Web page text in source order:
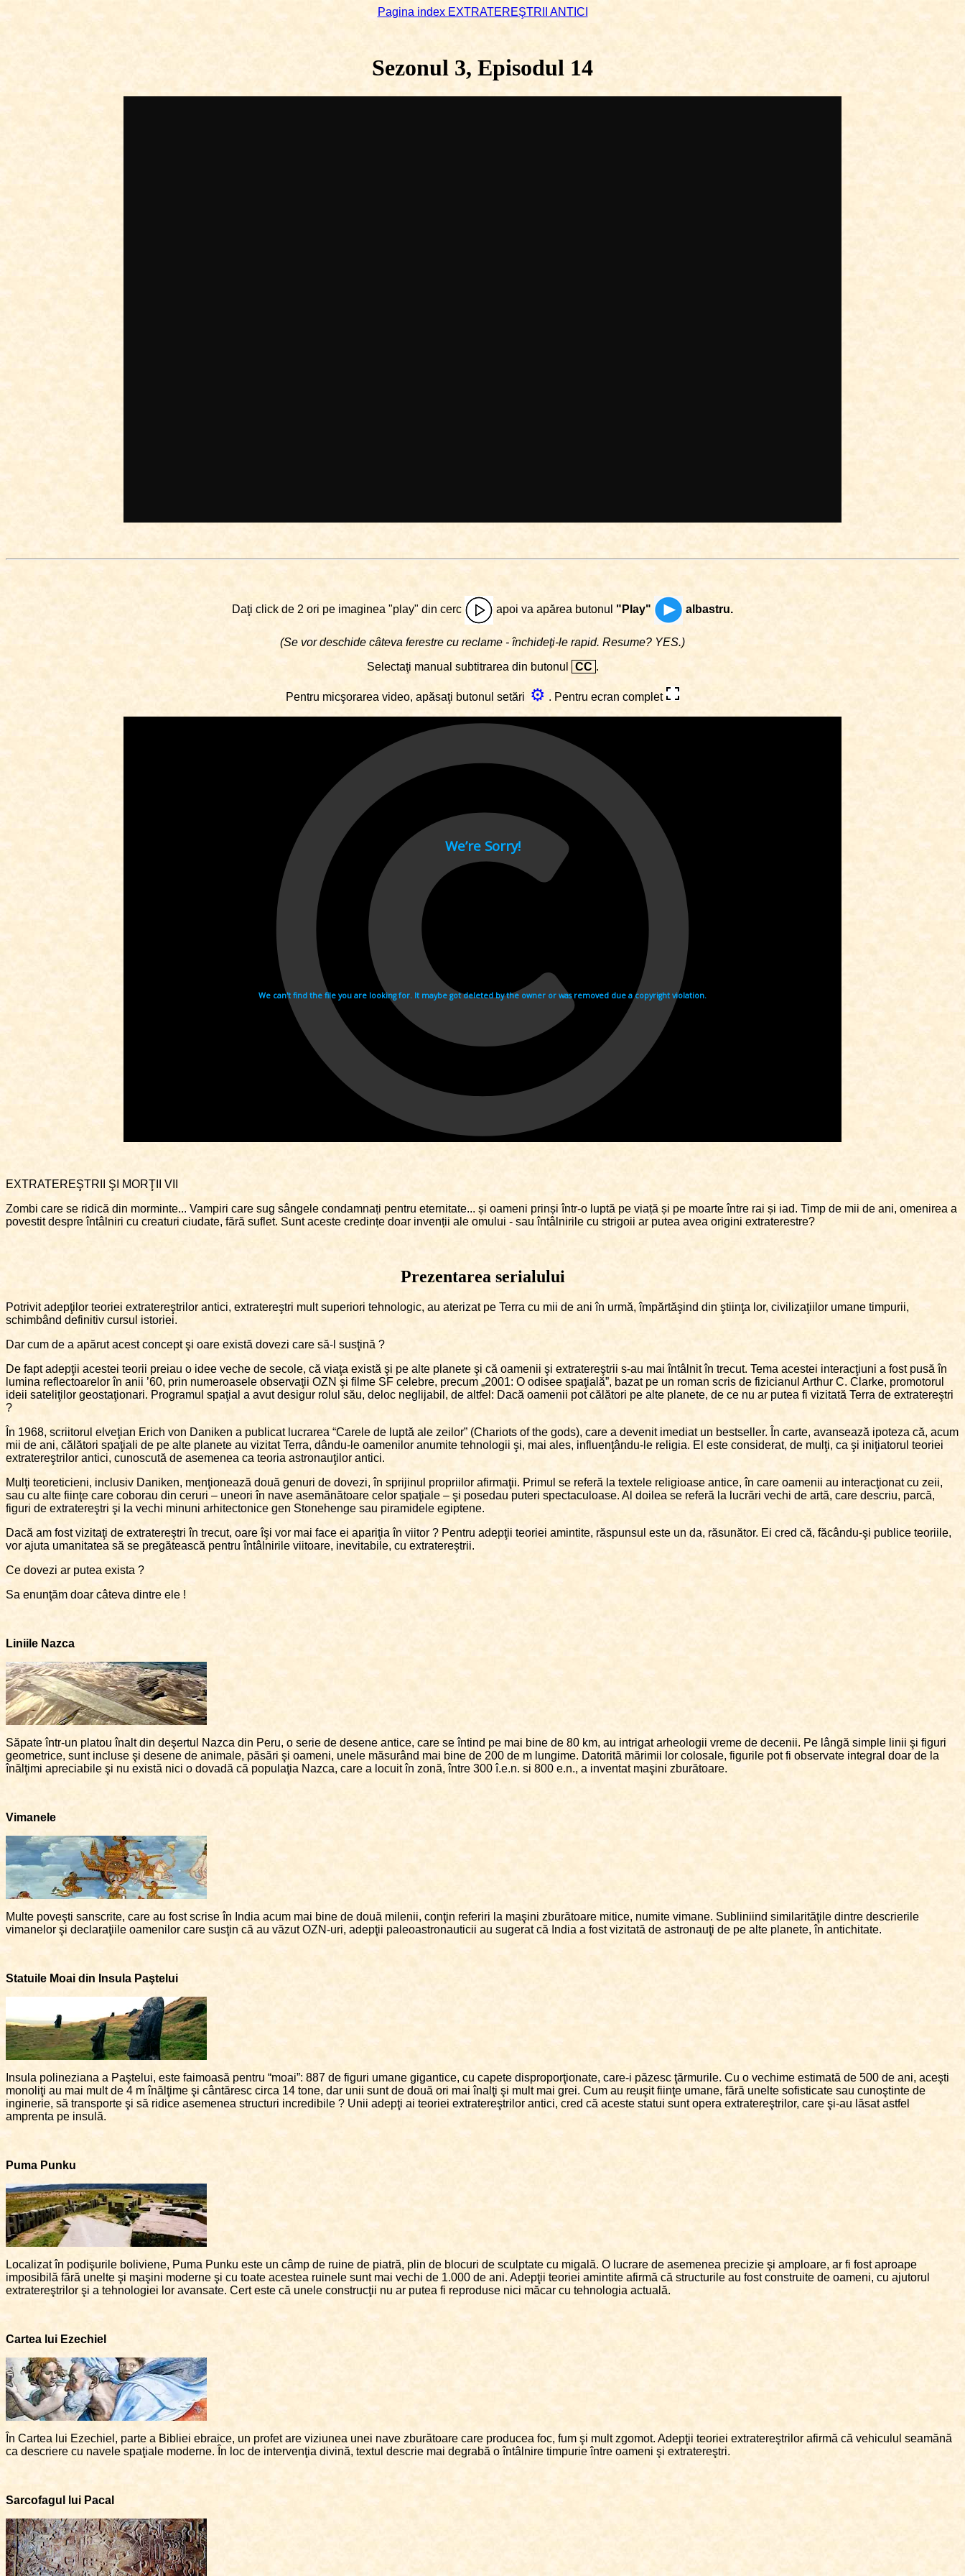
Pagina index EXTRATEREŞTRII ANTICI
Sezonul 3, Episodul 14
Daţi click de 2 ori pe imaginea "play" din cerc apoi va apărea butonul "Play" albastru.
(Se vor deschide câteva ferestre cu reclame - închideţi-le rapid. Resume? YES.)
Selectaţi manual subtitrarea din butonul
CC .
Pentru micşorarea video, apăsaţi butonul setări ⚙ . Pentru ecran complet
EXTRATEREŞTRII ŞI MORŢII VII
Zombi care se ridică din morminte... Vampiri care sug sângele condamnați pentru eternitate... și oameni prinși într-o luptă pe viață și pe moarte între rai și iad. Timp de mii de ani, omenirea a
povestit despre întâlniri cu creaturi ciudate, fără suflet. Sunt aceste credințe doar invenții ale omului - sau întâlnirile cu strigoii ar putea avea origini extraterestre?
Prezentarea serialului
Potrivit adepţilor teoriei extratereştrilor antici, extratereştri mult superiori tehnologic, au aterizat pe Terra cu mii de ani în urmă, împărtăşind din ştiinţa lor, civilizaţiilor umane timpurii,
schimbând definitiv cursul istoriei.
Dar cum de a apărut acest concept şi oare există dovezi care să-l susţină ?
De fapt adepţii acestei teorii preiau o idee veche de secole, că viaţa există şi pe alte planete şi că oamenii şi extratereştrii s-au mai întâlnit în trecut. Tema acestei interacţiuni a fost pusă în
lumina reflectoarelor în anii ’60, prin numeroasele observaţii OZN şi filme SF celebre, precum „2001: O odisee spaţială”, bazat pe un roman scris de fizicianul Arthur C. Clarke, promotorul
ideii sateliţilor geostaţionari. Programul spaţial a avut desigur rolul său, deloc neglijabil, de altfel: Dacă oamenii pot călători pe alte planete, de ce nu ar putea fi vizitată Terra de extratereştri
?
În 1968, scriitorul elveţian Erich von Daniken a publicat lucrarea “Carele de luptă ale zeilor” (Chariots of the gods), care a devenit imediat un bestseller. În carte, avansează ipoteza că, acum
mii de ani, călători spaţiali de pe alte planete au vizitat Terra, dându-le oamenilor anumite tehnologii şi, mai ales, influenţându-le religia. El este considerat, de mulţi, ca şi iniţiatorul teoriei
extratereştrilor antici, cunoscută de asemenea ca teoria astronauţilor antici.
Mulţi teoreticieni, inclusiv Daniken, menţionează două genuri de dovezi, în sprijinul propriilor afirmaţii. Primul se referă la textele religioase antice, în care oamenii au interacţionat cu zeii,
sau cu alte fiinţe care coborau din ceruri – uneori în nave asemănătoare celor spaţiale – şi posedau puteri spectaculoase. Al doilea se referă la lucrări vechi de artă, care descriu, parcă,
figuri de extratereştri şi la vechi minuni arhitectonice gen Stonehenge sau piramidele egiptene.
Dacă am fost vizitaţi de extratereştri în trecut, oare îşi vor mai face ei apariţia în viitor ? Pentru adepţii teoriei amintite, răspunsul este un da, răsunător. Ei cred că, făcându-şi publice teoriile,
vor ajuta umanitatea să se pregătească pentru întâlnirile viitoare, inevitabile, cu extratereştrii.
Ce dovezi ar putea exista ?
Sa enunţăm doar câteva dintre ele !
Liniile Nazca
Săpate într-un platou înalt din deşertul Nazca din Peru, o serie de desene antice, care se întind pe mai bine de 80 km, au intrigat arheologii vreme de decenii. Pe lângă simple linii şi figuri
geometrice, sunt incluse şi desene de animale, păsări şi oameni, unele măsurând mai bine de 200 de m lungime. Datorită mărimii lor colosale, figurile pot fi observate integral doar de la
înălţimi apreciabile şi nu există nici o dovadă că populaţia Nazca, care a locuit în zonă, între 300 î.e.n. si 800 e.n., a inventat maşini zburătoare.
Vimanele
Multe poveşti sanscrite, care au fost scrise în India acum mai bine de două milenii, conţin referiri la maşini zburătoare mitice, numite vimane. Subliniind similarităţile dintre descrierile
vimanelor şi declaraţiile oamenilor care susţin că au văzut OZN-uri, adepţii paleoastronauticii au sugerat că India a fost vizitată de astronauţi de pe alte planete, în antichitate.
Statuile Moai din Insula Paştelui
Insula polineziana a Paştelui, este faimoasă pentru “moai”: 887 de figuri umane gigantice, cu capete disproporţionate, care-i păzesc ţărmurile. Cu o vechime estimată de 500 de ani, aceşti
monoliţi au mai mult de 4 m înălţime şi cântăresc circa 14 tone, dar unii sunt de două ori mai înalţi şi mult mai grei. Cum au reuşit fiinţe umane, fără unelte sofisticate sau cunoştinte de
inginerie, să transporte şi să ridice asemenea structuri incredibile ? Unii adepţi ai teoriei extratereştrilor antici, cred că aceste statui sunt opera extratereştrilor, care şi-au lăsat astfel
amprenta pe insulă.
Puma Punku
Localizat în podişurile boliviene, Puma Punku este un câmp de ruine de piatră, plin de blocuri de sculptate cu migală. O lucrare de asemenea precizie şi amploare, ar fi fost aproape
imposibilă fără unelte şi maşini moderne şi cu toate acestea ruinele sunt mai vechi de 1.000 de ani. Adepţii teoriei amintite afirmă că structurile au fost construite de oameni, cu ajutorul
extratereştrilor şi a tehnologiei lor avansate. Cert este că unele construcţii nu ar putea fi reproduse nici măcar cu tehnologia actuală.
Cartea lui Ezechiel
În Cartea lui Ezechiel, parte a Bibliei ebraice, un profet are viziunea unei nave zburătoare care producea foc, fum şi mult zgomot. Adepţii teoriei extratereştrilor afirmă că vehiculul seamănă
ca descriere cu navele spaţiale moderne. În loc de intervenţia divină, textul descrie mai degrabă o întâlnire timpurie între oameni şi extratereştri.
Sarcofagul lui Pacal